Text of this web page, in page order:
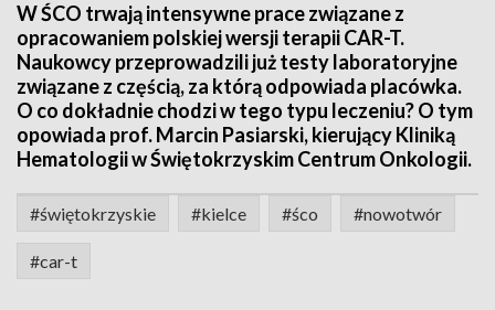
W ŚCO trwają intensywne prace związane z
opracowaniem polskiej wersji terapii CAR-T.
Naukowcy przeprowadzili już testy laboratoryjne
związane z częścią, za którą odpowiada placówka.
O co dokładnie chodzi w tego typu leczeniu? O tym
opowiada prof. Marcin Pasiarski, kierujący Kliniką
Hematologii w Świętokrzyskim Centrum Onkologii.
#świętokrzyskie #kielce #śco #nowotwór
#car-t